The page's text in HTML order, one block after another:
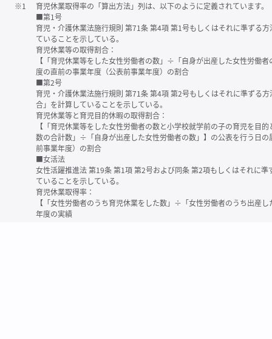
※1
育児休業取得率の「算出方法」列は、以下のように定義されています。
■第1号
育児・介護休業法施行規則 第71条 第4項 第1号もしくはそれに準ずる
ていることを示している。
育児休業等の取得割合：
【「育児休業等をした女性労働者の数」÷「自身が出産した女性労働
度の直前の事業年度（公表前事業年度）の割合
■第2号
育児・介護休業法施行規則 第71条 第4項 第2号もしくはそれに準ずる
合」を計算していることを示している。
育児休業等と育児目的休暇の取得割合：
【「育児休業等をした女性労働者の数と小学校就学前の子の育児を目
数の合計数」÷「自身が出産した女性労働者の数」】の公表を行う日
前事業年度）の割合
■女活法
女性活躍推進法 第19条 第1項 第2号および同条 第2項もしくはそれに
ていることを示している。
育児休業取得率：
【「女性労働者のうち育児休業をした数」÷「女性労働者のうち出産
年度の実績